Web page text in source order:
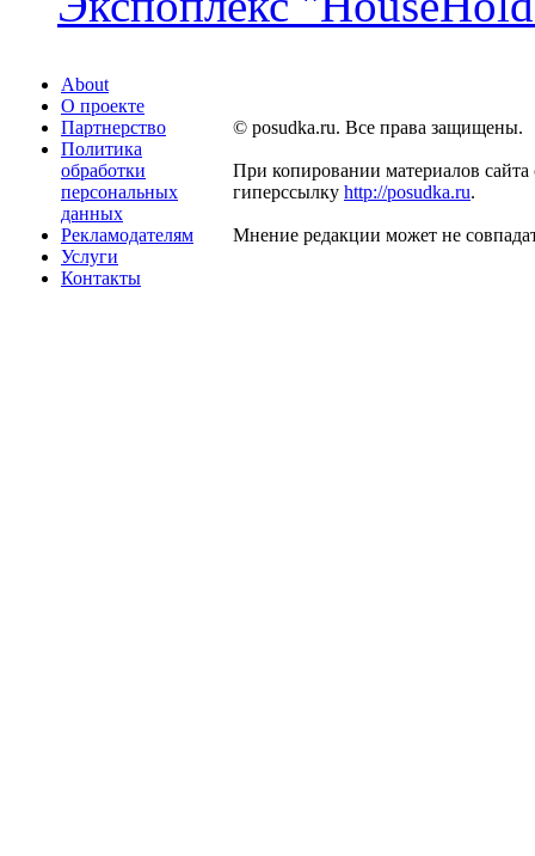
About
О проекте
Партнерство
Политика
обработки
персональных
данных
Рекламодателям
Услуги
Контакты
© posudka.ru. Все права защищены.
При копировании материалов сайта
гиперссылку http://posudka.ru.
Мнение редакции может не